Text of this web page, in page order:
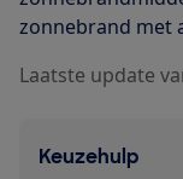
zonnebrand met
Laatste update
Keuzehulp